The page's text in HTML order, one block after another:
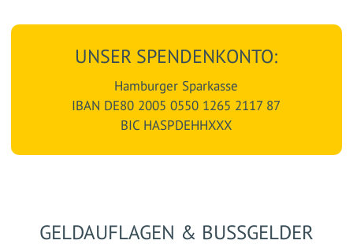
UNSER SPENDENKONTO:
Hamburger Sparkasse
IBAN DE80 2005 0550 1265 2117 87
BIC HASPDEHHXXX
GELDAUFLAGEN & BUSSGELDER